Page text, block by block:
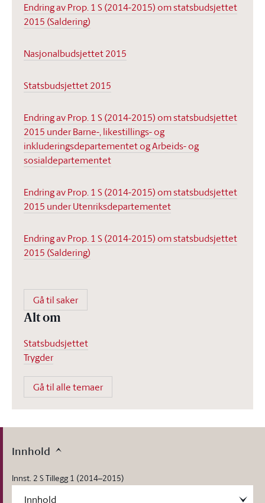
Endring av Prop. 1 S (2014-2015) om statsbudsjettet
2015 (Saldering)
Nasjonalbudsjettet 2015
Statsbudsjettet 2015
Endring av Prop. 1 S (2014-2015) om statsbudsjettet
2015 under Barne-, likestillings- og
inkluderingsdepartementet og Arbeids- og
sosialdepartementet
Endring av Prop. 1 S (2014-2015) om statsbudsjettet
2015 under Utenriksdepartementet
Endring av Prop. 1 S (2014-2015) om statsbudsjettet
2015 (Saldering)
Gå til saker
Alt om
Statsbudsjettet
Trygder
Gå til alle temaer
Innhold
Innst. 2 S Tillegg 1 (2014–2015)